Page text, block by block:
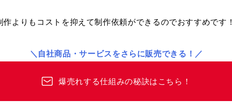
よりもコストを抑えて制作依頼ができるのでおすすめです！
＼自社商品・サービスをさらに販売できる！／
爆売れする仕組みの秘訣はこちら！